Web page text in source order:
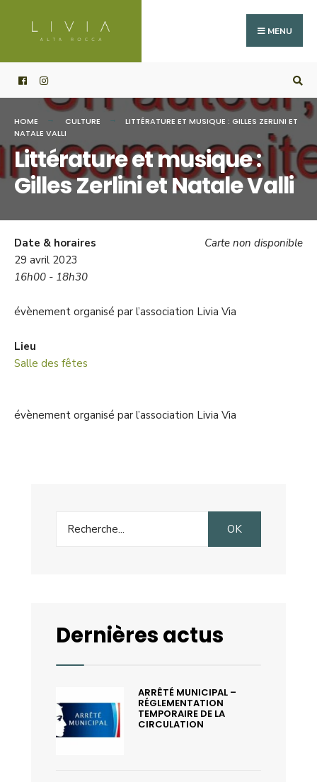
MENU
HOME CULTURE
LITTÉRATURE ET MUSIQUE : GILLES ZERLINI ET
NATALE VALLI
Littérature et musique :
Gilles Zerlini et Natale Valli
Carte non disponible
Date & horaires
29 avril 2023
16h00 - 18h30
évènement organisé par l’association Livia Via
Lieu
Salle des fêtes
évènement organisé par l’association Livia Via
for:
OK
Dernières actus
ARRÊTÉ MUNICIPAL –
RÉGLEMENTATION
TEMPORAIRE DE LA
CIRCULATION
for: